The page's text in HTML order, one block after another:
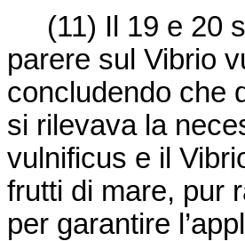
(11) Il 19 e 20
parere sul Vibrio
concludendo che
si rilevava la
vulnificus e il
frutti di mare, pur
per garantire